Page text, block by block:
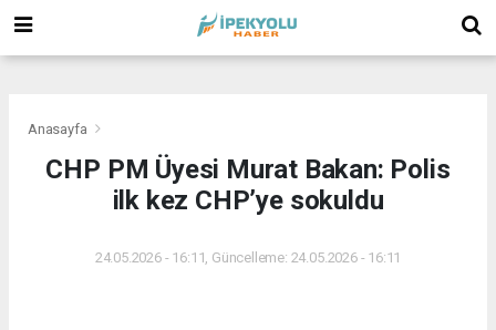
Anasayfa
CHP PM Üyesi Murat Bakan: Polis
ilk kez CHP’ye sokuldu
24.05.2026 - 16:11, Güncelleme: 24.05.2026 - 16:11